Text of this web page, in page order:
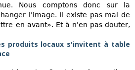
Nous comptons donc sur la
l'image. Il existe pas mal de
en avant». Et à n'en pas douter,
produits locaux s'invitent à table